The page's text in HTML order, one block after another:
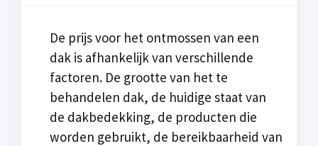
De prijs voor het ontmossen van een
dak is afhankelijk van verschillende
factoren. De grootte van het te
behandelen dak, de huidige staat van
de dakbedekking, de producten die
worden gebruikt, de bereikbaarheid van